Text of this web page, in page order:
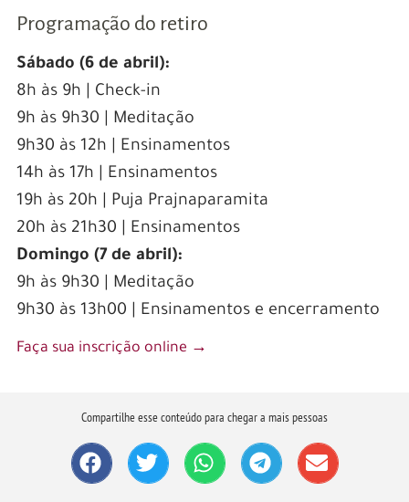
Programação do retiro
Sábado (6 de abril):
8h às 9h | Check-in
9h às 9h30 | Meditação
9h30 às 12h | Ensinamentos
14h às 17h | Ensinamentos
19h às 20h | Puja Prajnaparamita
20h às 21h30 | Ensinamentos
Domingo (7 de abril):
9h às 9h30 | Meditação
9h30 às 13h00 | Ensinamentos e encerramento
Faça sua inscrição online →
Compartilhe esse conteúdo para chegar a mais pessoas